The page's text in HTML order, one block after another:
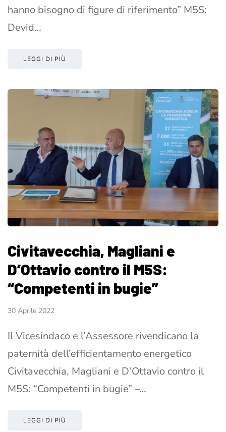
hanno bisogno di figure di riferimento” M5S:
Devid…
LEGGI DI PIÙ
Civitavecchia, Magliani e
D’Ottavio contro il M5S:
“Competenti in bugie”
30 Aprile 2022
Il Vicesindaco e l’Assessore rivendicano la
paternità dell’efficientamento energetico
Civitavecchia, Magliani e D’Ottavio contro il
M5S: “Competenti in bugie” –…
LEGGI DI PIÙ